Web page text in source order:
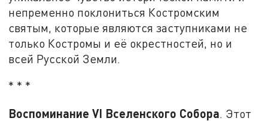
непременно поклониться Костромским
святым, которые являются заступниками не
только Костромы и её окрестностей, но и
всей Русской Земли.
* * *
Воспоминание VI Вселенского Собора. Этот